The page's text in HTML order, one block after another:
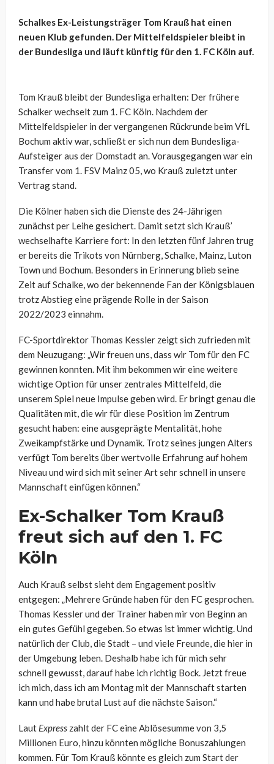
Schalkes Ex-Leistungsträger Tom Krauß hat einen
neuen Klub gefunden. Der Mittelfeldspieler bleibt in
der Bundesliga und läuft künftig für den 1. FC Köln auf.
Tom Krauß bleibt der Bundesliga erhalten: Der frühere
Schalker wechselt zum 1. FC Köln. Nachdem der
Mittelfeldspieler in der vergangenen Rückrunde beim VfL
Bochum aktiv war, schließt er sich nun dem Bundesliga-
Aufsteiger aus der Domstadt an. Vorausgegangen war ein
Transfer vom 1. FSV Mainz 05, wo Krauß zuletzt unter
Vertrag stand.
Die Kölner haben sich die Dienste des 24-Jährigen
zunächst per Leihe gesichert. Damit setzt sich Krauß’
wechselhafte Karriere fort: In den letzten fünf Jahren trug
er bereits die Trikots von Nürnberg, Schalke, Mainz, Luton
Town und Bochum. Besonders in Erinnerung blieb seine
Zeit auf Schalke, wo der bekennende Fan der Königsblauen
trotz Abstieg eine prägende Rolle in der Saison
2022/2023 einnahm.
FC-Sportdirektor Thomas Kessler zeigt sich zufrieden mit
dem Neuzugang: „Wir freuen uns, dass wir Tom für den FC
gewinnen konnten. Mit ihm bekommen wir eine weitere
wichtige Option für unser zentrales Mittelfeld, die
unserem Spiel neue Impulse geben wird. Er bringt genau die
Qualitäten mit, die wir für diese Position im Zentrum
gesucht haben: eine ausgeprägte Mentalität, hohe
Zweikampfstärke und Dynamik. Trotz seines jungen Alters
verfügt Tom bereits über wertvolle Erfahrung auf hohem
Niveau und wird sich mit seiner Art sehr schnell in unsere
Mannschaft einfügen können.“
Ex-Schalker Tom Krauß
freut sich auf den 1. FC
Köln
Auch Krauß selbst sieht dem Engagement positiv
entgegen: „Mehrere Gründe haben für den FC gesprochen.
Thomas Kessler und der Trainer haben mir von Beginn an
ein gutes Gefühl gegeben. So etwas ist immer wichtig. Und
natürlich der Club, die Stadt – und viele Freunde, die hier in
der Umgebung leben. Deshalb habe ich für mich sehr
schnell gewusst, darauf habe ich richtig Bock. Jetzt freue
ich mich, dass ich am Montag mit der Mannschaft starten
kann und habe brutal Lust auf die nächste Saison.“
Laut Express zahlt der FC eine Ablösesumme von 3,5
Millionen Euro, hinzu könnten mögliche Bonuszahlungen
kommen. Für Tom Krauß könnte es gleich zum Start der